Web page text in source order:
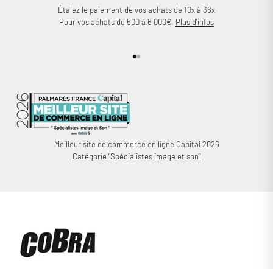
Étalez le paiement de vos achats de 10x à 36x
Pour vos achats de 500 à 6 000€. Plus d'infos
Aller à l'élément 1
Aller à l'élément 2
Meilleur site de commerce en ligne Capital 2026
Catégorie "Spécialistes image et son"